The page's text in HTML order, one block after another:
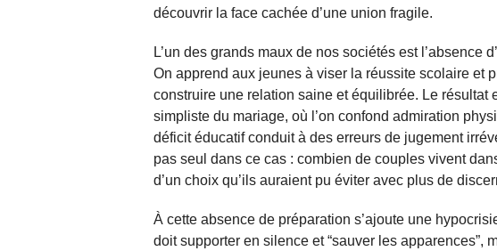
découvrir la face cachée d’une union fragile.
L’un des grands maux de nos sociétés est l’absence
On apprend aux jeunes à viser la réussite scolaire et
construire une relation saine et équilibrée. Le résultat
simpliste du mariage, où l’on confond admiration
déficit éducatif conduit à des erreurs de jugement
pas seul dans ce cas : combien de couples vivent
d’un choix qu’ils auraient pu éviter avec plus de
À cette absence de préparation s’ajoute une
doit supporter en silence et “sauver les apparences”,